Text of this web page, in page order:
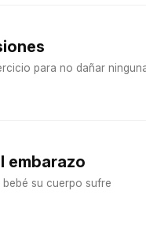
para no dañar
embarazo
su cuerpo sufre